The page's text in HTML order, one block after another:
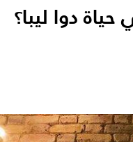
دوا ليبا؟